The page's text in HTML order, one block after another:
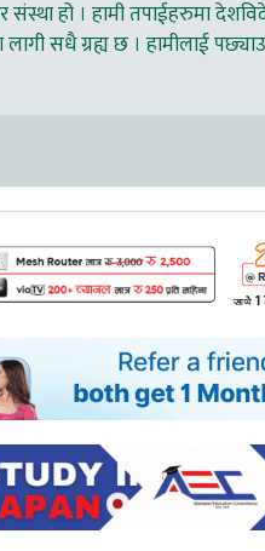
संस्था हो । हामी तपाईहरुमा
सधै ग्रह्य छ । हामीलाई